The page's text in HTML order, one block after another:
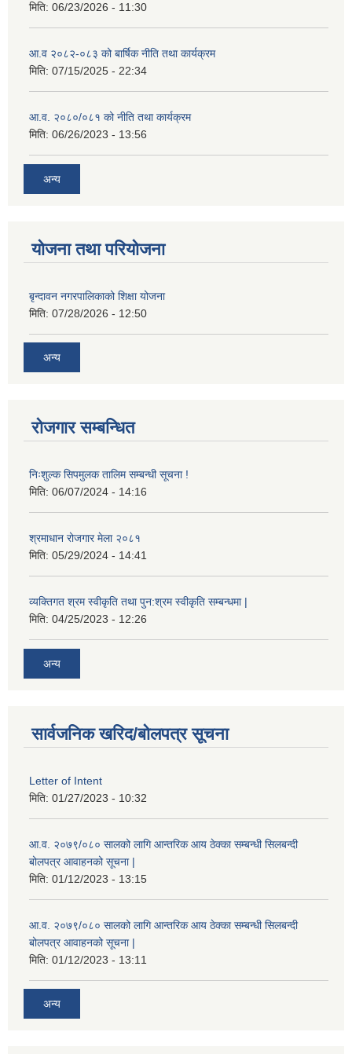
मिति: 06/23/2026 - 11:30
आ.व २०८२-०८३ को बार्षिक नीति तथा कार्यक्रम
मिति: 07/15/2025 - 22:34
आ.व. २०८०/०८१ को नीति तथा कार्यक्रम
मिति: 06/26/2023 - 13:56
अन्य
योजना तथा परियोजना
बृन्दावन नगरपालिकाको शिक्षा योजना
मिति: 07/28/2026 - 12:50
अन्य
रोजगार सम्बन्धित
निःशुल्क सिपमुलक तालिम सम्बन्धी सूचना !
मिति: 06/07/2024 - 14:16
श्रमाधान रोजगार मेला २०८१
मिति: 05/29/2024 - 14:41
व्यक्तिगत श्रम स्वीकृति तथा पुन:श्रम स्वीकृति सम्बन्धमा |
मिति: 04/25/2023 - 12:26
अन्य
सार्वजनिक खरिद/बोलपत्र सूचना
Letter of Intent
मिति: 01/27/2023 - 10:32
आ.व. २०७९/०८० सालको लागि आन्तरिक आय ठेक्का सम्बन्धी सिलबन्दी
बोलपत्र आवाहनको सूचना |
मिति: 01/12/2023 - 13:15
आ.व. २०७९/०८० सालको लागि आन्तरिक आय ठेक्का सम्बन्धी सिलबन्दी
बोलपत्र आवाहनको सूचना |
मिति: 01/12/2023 - 13:11
अन्य